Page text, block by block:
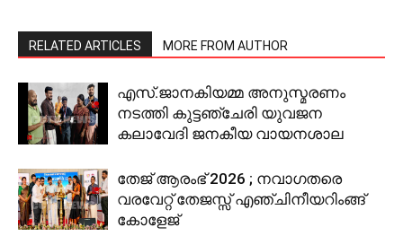
RELATED ARTICLES MORE FROM AUTHOR
എസ്.ജാനകിയമ്മ അനുസ്മരണം
നടത്തി കുട്ടഞ്ചേരി യുവജന
കലാവേദി ജനകീയ വായനശാല
തേജ് ആരംഭ് 2026 ; നവാഗതരെ
വരവേറ്റ് തേജസ്സ് എഞ്ചിനീയറിംങ്ങ്
കോളേജ്